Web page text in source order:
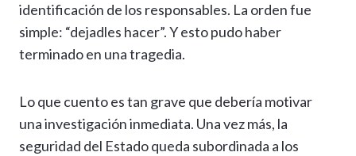
identificación de los responsables. La orden fue
simple: “dejadles hacer”. Y esto pudo haber
terminado en una tragedia.
Lo que cuento es tan grave que debería motivar
una investigación inmediata. Una vez más, la
seguridad del Estado queda subordinada a los